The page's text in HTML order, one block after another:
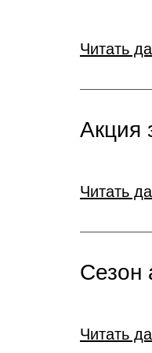
Читать
Акция
Читать
Сезон
Читать